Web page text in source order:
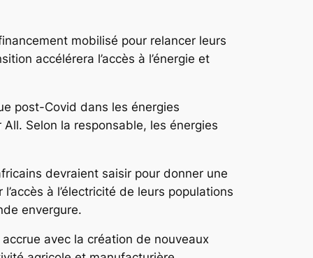
mobilisé pour relancer leurs
accélérera l’accès à l’énergie et
post-Covid dans les énergies
Selon la responsable, les énergies
devraient saisir pour donner une
à l’électricité de leurs populations
envergure.
avec la création de nouveaux